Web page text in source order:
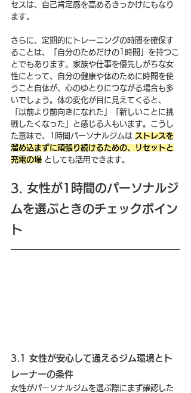
セスは、自己肯定感を高めるきっかけにもなり
ます。
さらに、定期的にトレーニングの時間を確保す
ることは、「自分のためだけの1時間」を持つこ
とでもあります。家族や仕事を優先しがちな女
性にとって、自分の健康や体のために時間を使
うこと自体が、心のゆとりにつながる場合も多
いでしょう。体の変化が目に見えてくると、
「以前より前向きになれた」「新しいことに挑
戦したくなった」と感じる人もいます。こうし
た意味で、1時間パーソナルジムは ストレスを
溜め込まずに頑張り続けるための、リセットと
充電の場 としても活用できます。
3. 女性が1時間のパーソナルジ
ムを選ぶときのチェックポイン
ト
3.1 女性が安心して通えるジム環境とト
レーナーの条件
女性がパーソナルジムを選ぶ際にまず確認した